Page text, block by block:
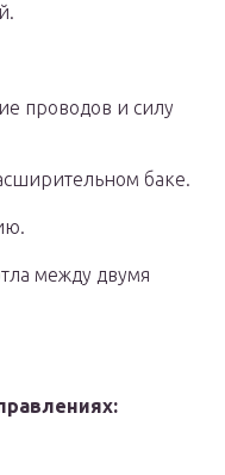
проводов и силу
баке.
между двумя